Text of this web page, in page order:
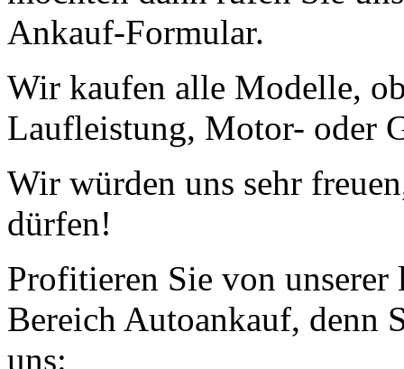
Ankauf-Formular.
Wir kaufen alle Modelle,
Laufleistung, Motor- oder
Wir würden uns sehr
dürfen!
Profitieren Sie von
Bereich Autoankauf, denn
uns: